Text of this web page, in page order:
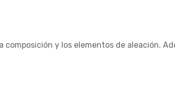
y los elementos de aleación.